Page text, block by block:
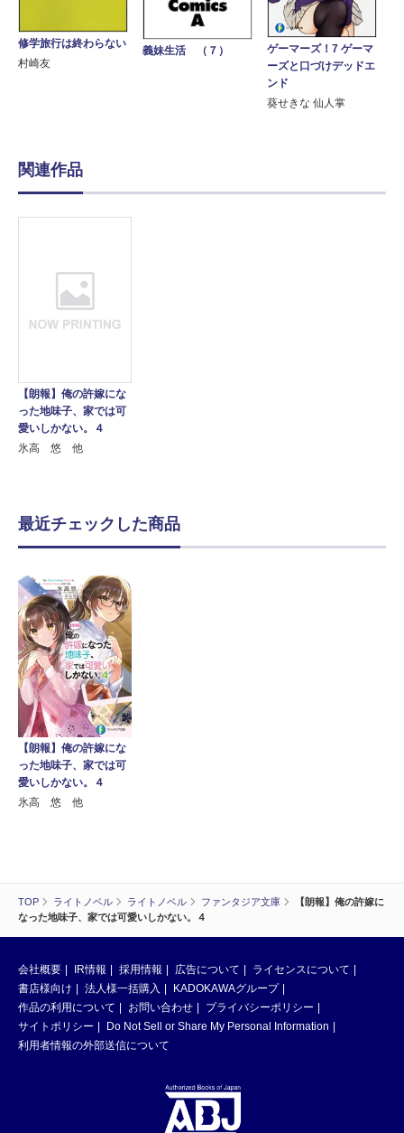
TOP ライトノベル ライトノベル ファンタジア文庫
【朗報】俺の許嫁に
なった地味子、家では可愛いしかない。４
修学旅行は終わらない
村崎友
義妹生活 （７）
ゲーマーズ！7 ゲーマ
ーズと口づけデッドエ
ンド
葵せきな 仙人掌
関連作品
【朗報】俺の許嫁にな
った地味子、家では可
愛いしかない。４
氷高 悠 他
最近チェックした商品
【朗報】俺の許嫁にな
った地味子、家では可
愛いしかない。４
氷高 悠 他
会社概要 IR情報 採用情報 広告について
ライセンスについて
書店様向け
法人様一括購入
KADOKAWAグループ
作品の利用について
お問い合わせ
プライバシーポリシー
サイトポリシー
Do Not Sell or Share My Personal Information
利用者情報の外部送信について